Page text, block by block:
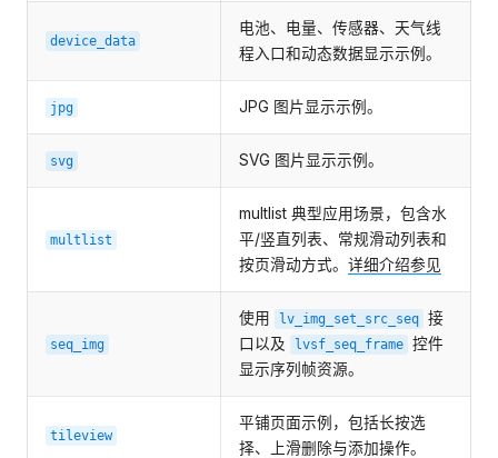
device_data
电池、电量、传感器、天气线
程入口和动态数据显示示例。
jpg JPG 图片显示示例。
svg SVG 图片显示示例。
multlist
multlist 典型应用场景，包含水
平/竖直列表、常规滑动列表和
按页滑动方式。 详细介绍参见
seq_img
使用 lv_img_set_src_seq 接
口以及
lvsf_seq_frame 控件
显示序列帧资源。
tileview
平铺页面示例，包括长按选
择、上滑删除与添加操作。